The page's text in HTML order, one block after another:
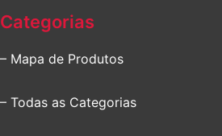
Categorias
– Mapa de Produtos
– Todas as Categorias